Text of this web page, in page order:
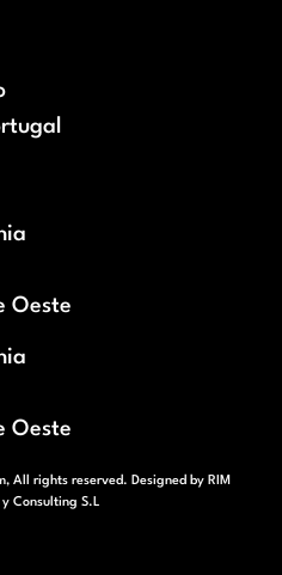
Oeste
Oeste
All rights reserved. Designed by RIM
Consulting S.L